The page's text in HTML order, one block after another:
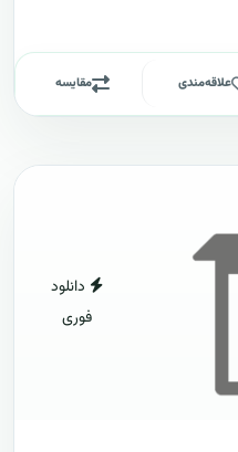
علاقه‌مندی مقایسه
دانلود
فوری